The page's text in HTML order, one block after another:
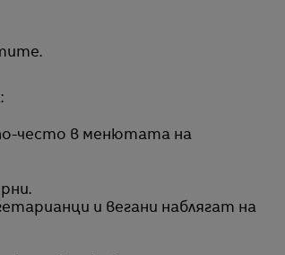
често в менютата на
и вегани наблягат на